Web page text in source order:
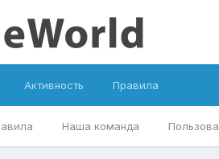
Наша команда
Активность Правила